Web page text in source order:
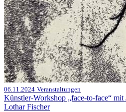
06.11.2024 Veranstaltungen
Künstler-Workshop „face-to-face“
Lothar Fischer